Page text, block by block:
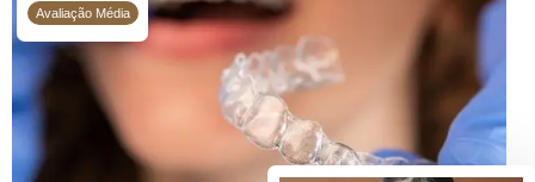
Avaliação Média